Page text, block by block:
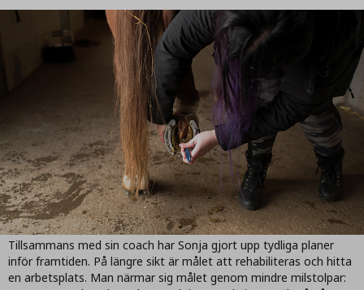
Tillsammans med sin coach har Sonja gjort upp tydliga planer
inför framtiden. På längre sikt är målet att rehabiliteras och hitta
en arbetsplats. Man närmar sig målet genom mindre milstolpar: